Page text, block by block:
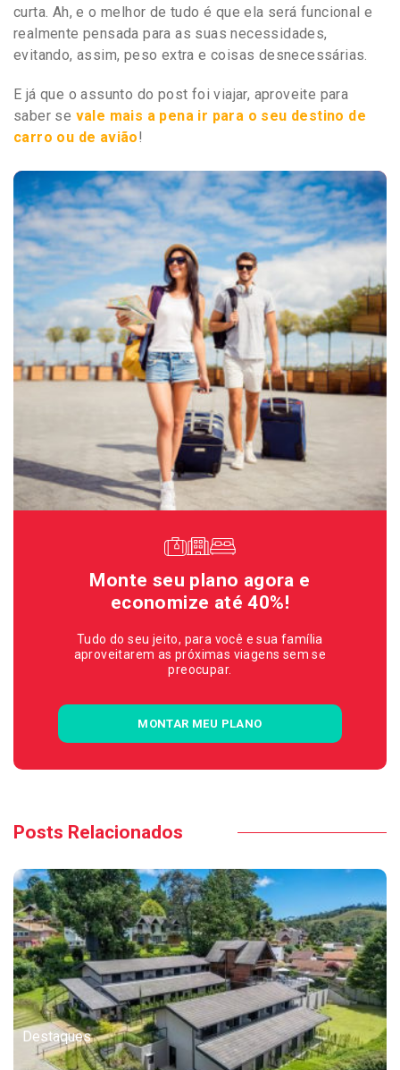
curta. Ah, e o melhor de tudo é que ela será funcional e
realmente pensada para as suas necessidades,
evitando, assim, peso extra e coisas desnecessárias.
E já que o assunto do post foi viajar, aproveite para
saber se vale mais a pena ir para o seu destino de
carro ou de avião!
Monte seu plano agora e
economize até 40%!
Tudo do seu jeito, para você e sua família
aproveitarem as próximas viagens sem se
preocupar.
MONTAR MEU PLANO
Posts Relacionados
Destaques